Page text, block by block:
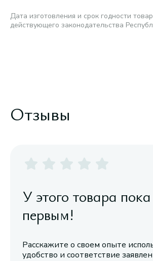
Дата изготовления и срок годности
действующего законодательства
Отзывы
У этого товара
первым!
Расскажите о своем опыте
удобство и соответствие